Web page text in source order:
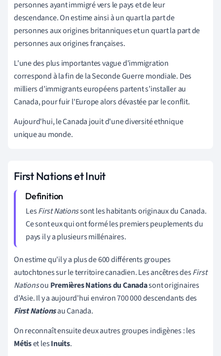
personnes ayant immigré vers le pays et de leur
descendance. On estime ainsi à un quart la part de
personnes aux origines britanniques et un quart la part de
personnes aux originesfrançaises.
L'une des plus importantes vague d'immigration
correspond à la fin de la Seconde Guerre mondiale. Des
milliers d’immigrants européens partent s’installer au
Canada, pour fuir l'Europe alors dévastée par le conflit.
Aujourd'hui, le Canada jouit d'une diversité ethnique
unique au monde.
First Nations et Inuit
LesFirst Nationssont les habitants originaux du Canada.
Ce sont eux qui ont formé les premiers peuplements du
pays il y a plusieurs millénaires.
On estime qu'il y a plus de 600 différents groupes
autochtones sur le territoire canadien. Les ancêtres desFirst
Nationsou Premières Nations du Canadasont originaires
d'Asie. Il y a aujourd'hui environ 700 000 descendants des
First Nationsau Canada.
On reconnaît ensuite deux autres groupes indigènes : les
Métiset lesInuits.